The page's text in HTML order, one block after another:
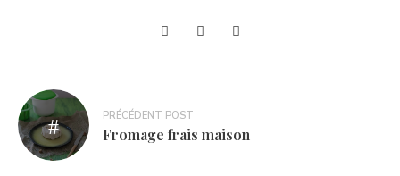
Navigation
de
l’article
PRÉCÉDENT POST
Fromage frais maison